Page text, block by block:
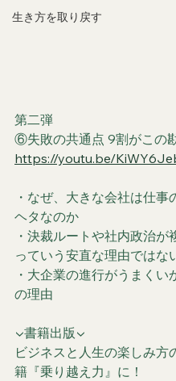
生き方を取り戻す
第二弾
⑥失敗の共通点 9割がこの
https://youtu.be/
・なぜ、大きな会社は仕事
ヘタなのか
・決裁ルートや社内政治が
っていう安直な理由ではな
・大企業の進行がうまくい
の理由
▼書籍出版▼
ビジネスと人生の楽しみ方
籍『乗り越え力』に！